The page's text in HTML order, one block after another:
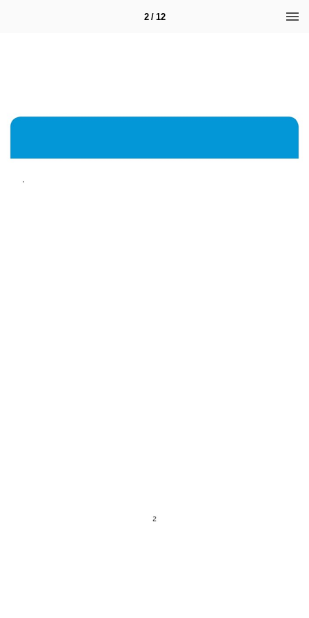
2 / 12